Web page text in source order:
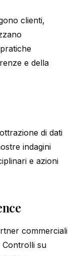
clienti,
e della
di dati
indagini
e azioni
commerciali
su